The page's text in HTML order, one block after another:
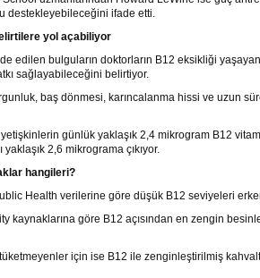
destekleyebileceğini ifade etti.
yol açabiliyor
edilen bulguların doktorların B12 eksikliği
sağlayabileceğini belirtiyor.
baş dönmesi, karıncalanma hissi ve uzun
günlük yaklaşık 2,4 mikrogram B12
yaklaşık 2,6 mikrograma çıkıyor.
hangileri?
Health verilerine göre düşük B12 seviyeleri
kaynaklarına göre B12 açısından en zengin
için ise B12 ile zenginleştirilmiş